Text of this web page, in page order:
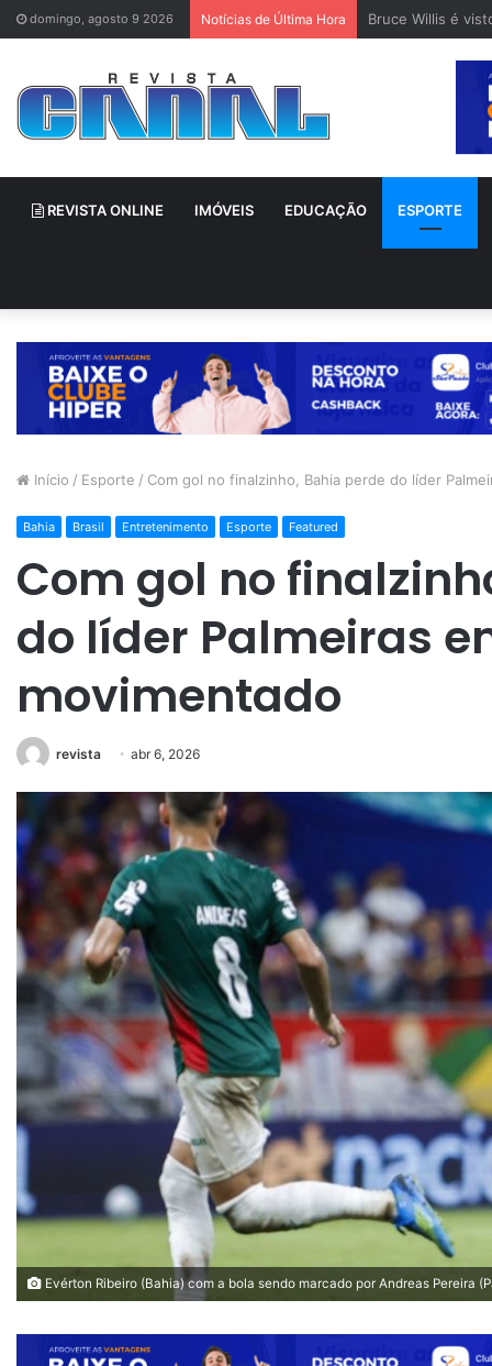
domingo, agosto 9 2026 Notícias de Última Hora Bruce Willis é
REVISTA ONLINE IMÓVEIS EDUCAÇÃO ESPORTE
Início / Esporte / Com gol no finalzinho, Bahia perde do líder
Bahia Brasil Entretenimento Esporte Featured
Com gol no
do líder Palmeiras
movimentado
revista abr 6, 2026
Evérton Ribeiro (Bahia) com a bola sendo marcado por Andreas Pereira